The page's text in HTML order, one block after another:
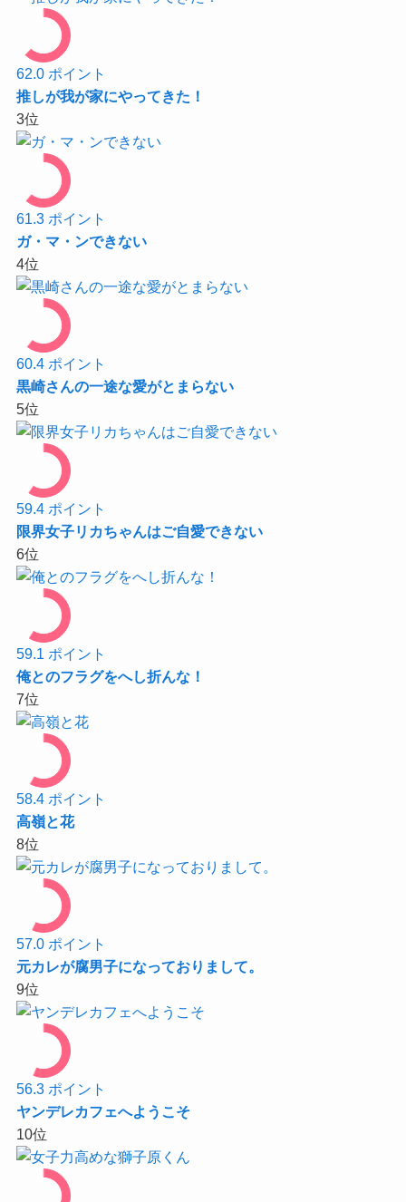
62.0 ポイント
推しが我が家にやってきた！
3位
61.3 ポイント
ガ・マ・ンできない
4位
60.4 ポイント
黒崎さんの一途な愛がとまらない
5位
59.4 ポイント
限界女子リカちゃんはご自愛できない
6位
59.1 ポイント
俺とのフラグをへし折んな！
7位
58.4 ポイント
高嶺と花
8位
57.0 ポイント
元カレが腐男子になっておりまして。
9位
56.3 ポイント
ヤンデレカフェへようこそ
10位